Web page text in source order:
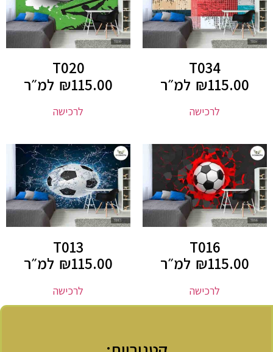
T034
₪115.00 למ״ר
לרכישה
T020
₪115.00 למ״ר
לרכישה
T016
₪115.00 למ״ר
לרכישה
T013
₪115.00 למ״ר
לרכישה